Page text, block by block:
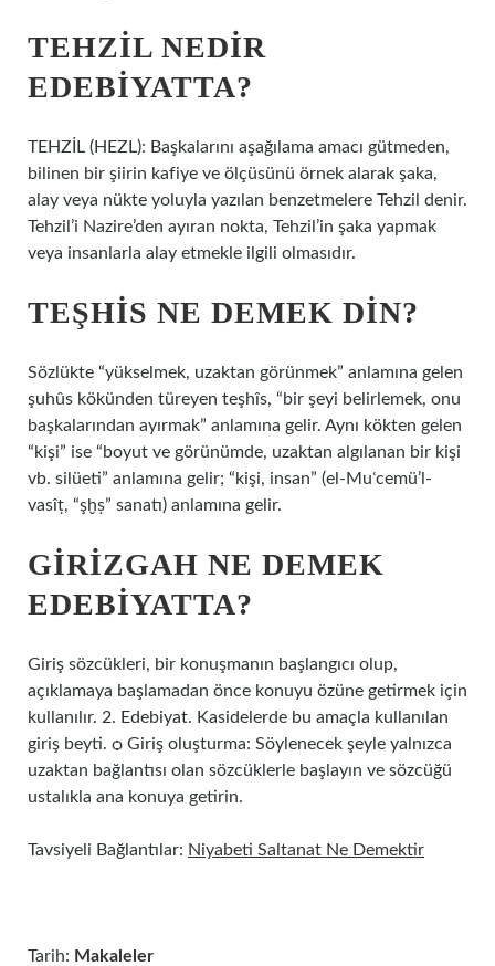
TEHZIL NEDIR
EDEBIYATTA?
TEHZİL (HEZL): Başkalarını aşağılama amacı gütmeden,
bilinen bir şiirin kafiye ve ölçüsünü örnek alarak şaka,
alay veya nükte yoluyla yazılan benzetmelere Tehzil denir.
Tehzil’i Nazire’den ayıran nokta, Tehzil’in şaka yapmak
veya insanlarla alay etmekle ilgili olmasıdır.
TEŞHIS NE DEMEK DIN?
Sözlükte “yükselmek, uzaktan görünmek” anlamına gelen
şuhûs kökünden türeyen teşhîs, “bir şeyi belirlemek, onu
başkalarından ayırmak” anlamına gelir. Aynı kökten gelen
“kişi” ise “boyut ve görünümde, uzaktan algılanan bir kişi
vb. silüeti” anlamına gelir; “kişi, insan” (el-Muʿcemü’l-
vasîṭ, “şḫṣ” sanatı) anlamına gelir.
GIRIZGAH NE DEMEK
EDEBIYATTA?
Giriş sözcükleri, bir konuşmanın başlangıcı olup,
açıklamaya başlamadan önce konuyu özüne getirmek için
kullanılır. 2. Edebiyat. Kasidelerde bu amaçla kullanılan
giriş beyti. ѻ Giriş oluşturma: Söylenecek şeyle yalnızca
uzaktan bağlantısı olan sözcüklerle başlayın ve sözcüğü
ustalıkla ana konuya getirin.
Tavsiyeli Bağlantılar: Niyabeti Saltanat Ne Demektir
Tarih: Makaleler